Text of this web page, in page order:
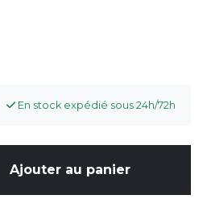
En stock expédié sous 24h/72h
Ajouter au panier